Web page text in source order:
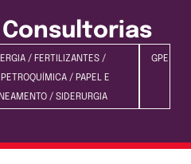
/ FERTILIZANTES/
/ PAPEL E
/ SIDERURGIA
GPE